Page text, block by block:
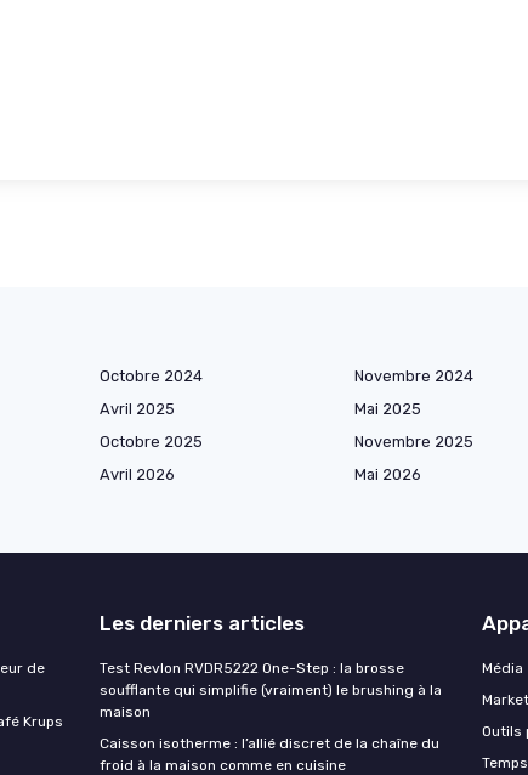
Octobre 2024 Novembre 2024
Avril 2025 Mai 2025
Octobre 2025 Novembre 2025
Avril 2026 Mai 2026
de
Krups
Les derniers articles
Test Revlon RVDR5222 One-Step : la brosse
soufflante qui simplifie (vraiment) le brushing à la
maison
Caisson isotherme : l’allié discret de la chaîne du
froid à la maison comme en cuisine
Média
Outils